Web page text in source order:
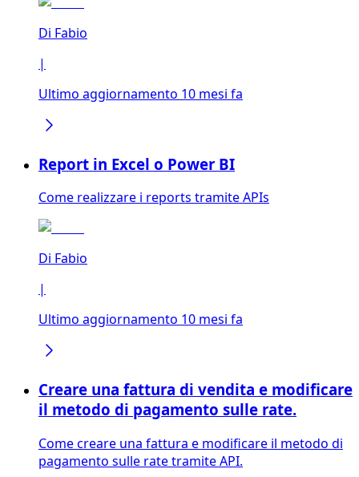
Di Fabio
|
Ultimo aggiornamento 10 mesi fa
Report in Excel o Power BI
Come realizzare i reports tramite APIs
Di Fabio
|
Ultimo aggiornamento 10 mesi fa
Creare una fattura di vendita e modificare
il metodo di pagamento sulle rate.
Come creare una fattura e modificare il metodo di
pagamento sulle rate tramite API.